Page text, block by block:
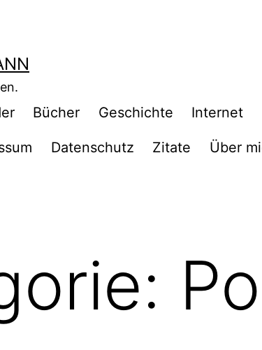
Bücher Geschichte Internet
Datenschutz Zitate Über